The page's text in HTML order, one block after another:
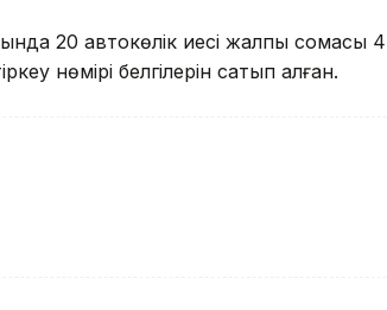
20 автокөлік иесі жалпы сомасы
нөмірі белгілерін сатып алған.